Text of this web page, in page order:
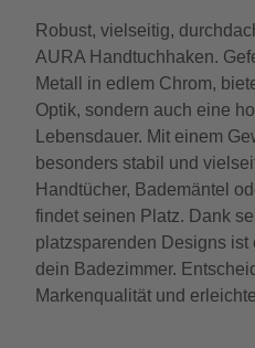
Robust, vielseitig,
AURA Handtuchhaken.
Metall in edlem Chrom,
Optik, sondern auch eine
Lebensdauer. Mit einem
besonders stabil und
Handtücher, Bademäntel
findet seinen Platz. Dank
platzsparenden Designs
dein Badezimmer.
Markenqualität und